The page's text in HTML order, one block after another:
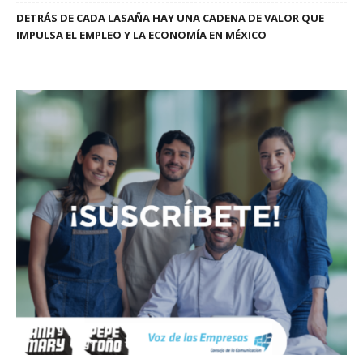
DETRÁS DE CADA LASAÑA HAY UNA CADENA DE VALOR QUE
IMPULSA EL EMPLEO Y LA ECONOMÍA EN MÉXICO